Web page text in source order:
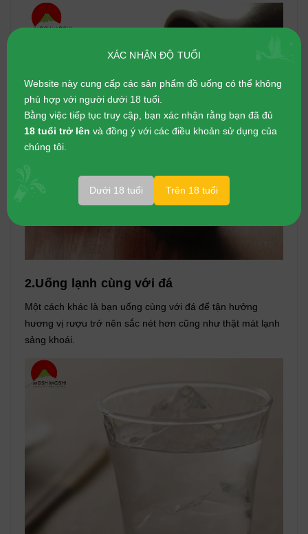
2.Uống lạnh cùng với đá
Một cách khác là bạn uống cùng với đá để tận hưởng
hương vị rượu trở nên sắc nét hơn cũng như thật mát lạnh
sảng khoái.
XÁC NHẬN ĐỘ TUỔI
Website này cung cấp các sản phẩm đồ uống có thể không
phù hợp với người dưới 18 tuổi.
Bằng việc tiếp tục truy cập, bạn xác nhận rằng bạn đã đủ
18 tuổi trở lên và đồng ý với các điều khoản sử dụng của
chúng tôi.
Dưới 18 tuổi Trên 18 tuổi